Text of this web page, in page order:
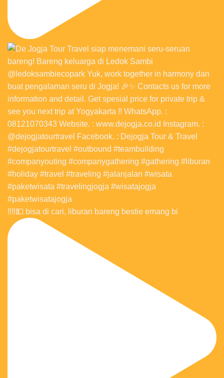
‼️‼️💵 bisa di cari, liburan bareng bestie emang bi